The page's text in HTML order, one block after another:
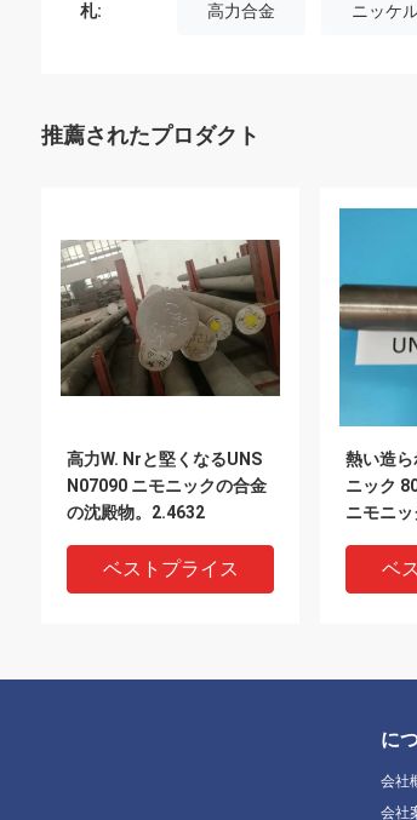
札: 高力合金 ニッケ
推薦されたプロダクト
高力W. Nrと堅くなるUNS
N07090 ニモニックの合金
の沈殿物。2.4632
ベストプライス
熱い造
ニック
ニモニッ
ベ
に
会社
会社